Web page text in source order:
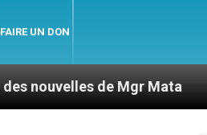
FAIRE UN DON
de Mgr Mata Sept